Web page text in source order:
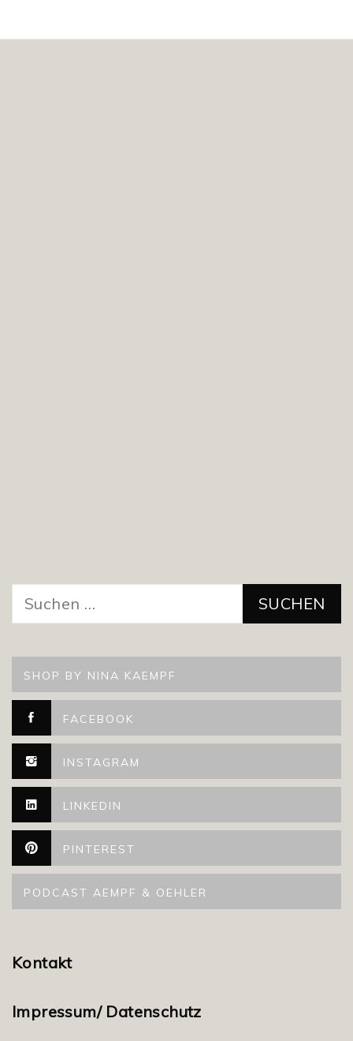
nach:
SHOP BY NINA KAEMPF
FACEBOOK
INSTAGRAM
LINKEDIN
PINTEREST
PODCAST AEMPF & OEHLER
Kontakt
Impressum/ Datenschutz